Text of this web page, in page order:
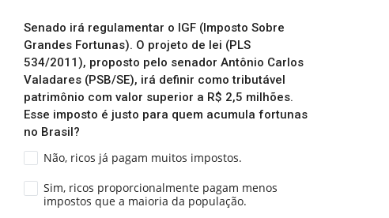
Senado irá regulamentar o IGF (Imposto Sobre
Grandes Fortunas). O projeto de lei (PLS
534/2011), proposto pelo senador Antônio Carlos
Valadares (PSB/SE), irá definir como tributável
patrimônio com valor superior a R$ 2,5 milhões.
Esse imposto é justo para quem acumula fortunas
no Brasil?
Não, ricos já pagam muitos impostos.
Sim, ricos proporcionalmente pagam menos
impostos que a maioria da população.